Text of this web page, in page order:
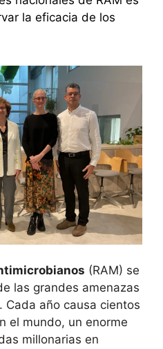
la eficacia de los
(RAM) se
las grandes amenazas
Cada año causa cientos
el mundo, un enorme
millonarias en